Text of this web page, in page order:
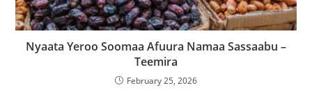
Nyaata Yeroo Soomaa Afuura Namaa Sassaabu –
Teemira
February 25, 2026